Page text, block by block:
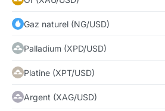
Gaz naturel (NG/USD)
Palladium (XPD/USD)
Platine (XPT/USD)
Argent (XAG/USD)